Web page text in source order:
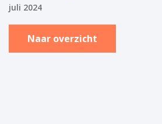
juli 2024
Naar overzicht